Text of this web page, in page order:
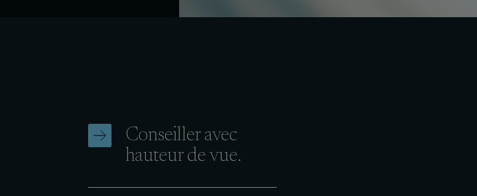
Conseiller avec
hauteur de vue.